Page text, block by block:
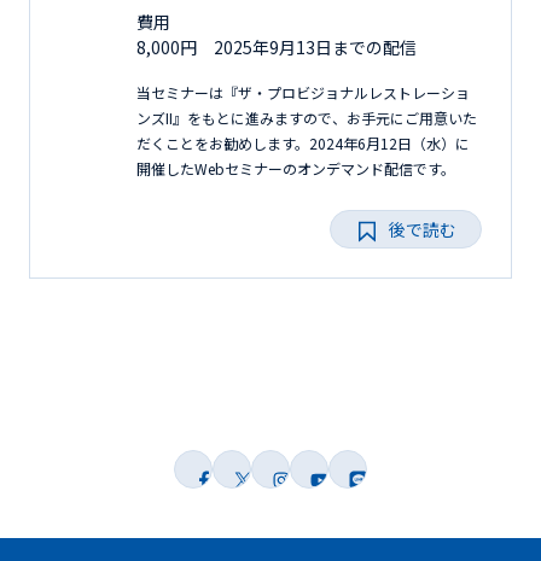
費用
8,000円 2025年9月13日までの配信
当セミナーは『ザ・プロビジョナルレストレーショ
ンズII』をもとに進みますので、お手元にご用意いた
だくことをお勧めします。2024年6月12日（水）に
開催したWebセミナーのオンデマンド配信です。
後で読む